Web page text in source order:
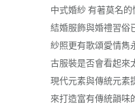
中式婚紗 有著莫名
結婚服飾與婚禮習俗
紗照更有歌頌愛情雋
古服裝是否會看起來
現代元素與傳統元素
來打造富有傳統韻味